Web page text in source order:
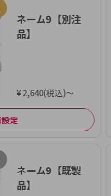
ネーム9【別注
品】
¥ 2,640(税込)～
定
ネーム9【既製
品】